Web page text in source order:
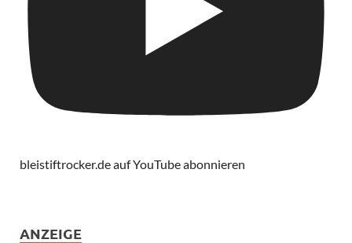
bleistiftrocker.de auf YouTube abonnieren
ANZEIGE